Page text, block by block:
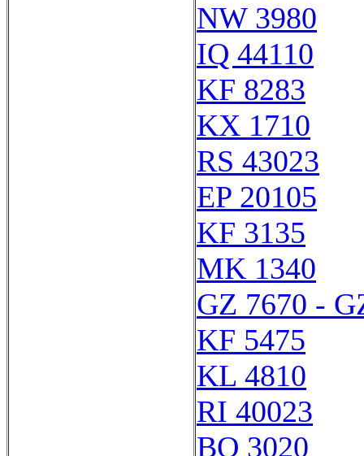
NW 3980
IQ 44110
KF 8283
KX 1710
RS 43023
EP 20105
KF 3135
MK 1340
GZ 7670 -
KF 5475
KL 4810
RI 40023
BO 3020